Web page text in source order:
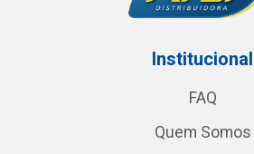
Institucional
FAQ
Quem Somos